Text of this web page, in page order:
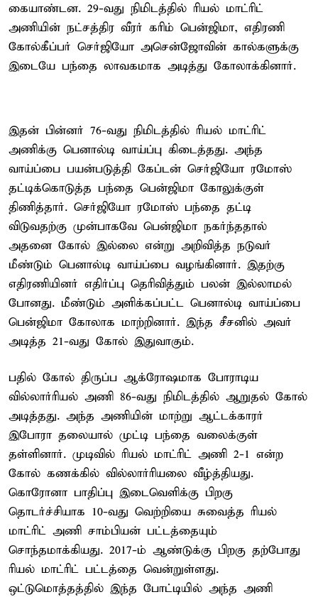
கையாண்டன. 29-வது நிமிடத்தில் ரியல் மாட்ரிட்
அணியின் நட்சத்திர வீரர் கரிம் பென்ஜிமா, எதிரணி
கோல்கீப்பர் செர்ஜியோ அசென்ஜோவின் கால்களுக்கு
இடையே பந்தை லாவகமாக அடித்து கோலாக்கினார்.
இதன் பின்னர் 76-வது நிமிடத்தில் ரியல் மாட்ரிட்
அணிக்கு பெனால்டி வாய்ப்பு கிடைத்தது. அந்த
வாய்ப்பை பயன்படுத்தி கேப்டன் செர்ஜியோ ரமோஸ்
தட்டிக்கொடுத்த பந்தை பென்ஜிமா கோலுக்குள்
திணித்தார். செர்ஜியோ ரமோஸ் பந்தை தட்டி
விடுவதற்கு முன்பாகவே பென்ஜிமா நகர்ந்ததால்
அதனை கோல் இல்லை என்று அறிவித்த நடுவர்
மீண்டும் பெனால்டி வாய்ப்பை வழங்கினார். இதற்கு
எதிரணியினர் எதிர்ப்பு தெரிவித்தும் பலன் இல்லாமல்
போனது. மீண்டும் அளிக்கப்பட்ட பெனால்டி வாய்ப்பை
பென்ஜிமா கோலாக மாற்றினார். இந்த சீசனில் அவர்
அடித்த 21-வது கோல் இதுவாகும்.
பதில் கோல் திருப்ப ஆக்ரோஷமாக போராடிய
வில்லார்ரியல் அணி 86-வது நிமிடத்தில் ஆறுதல் கோல்
அடித்தது. அந்த அணியின் மாற்று ஆட்டக்காரர்
இபோரா தலையால் முட்டி பந்தை வலைக்குள்
தள்ளினார். முடிவில் ரியல் மாட்ரிட் அணி 2-1 என்ற
கோல் கணக்கில் வில்லார்ரியலை வீழ்த்தியது.
கொரோனா பாதிப்பு இடைவெளிக்கு பிறகு
தொடர்ச்சியாக 10-வது வெற்றியை சுவைத்த ரியல்
மாட்ரிட் அணி சாம்பியன் பட்டத்தையும்
சொந்தமாக்கியது. 2017-ம் ஆண்டுக்கு பிறகு தற்போது
ரியல் மாட்ரிட் பட்டத்தை வென்றுள்ளது.
ஒட்டுமொத்தத்தில் இந்த போட்டியில் அந்த அணி